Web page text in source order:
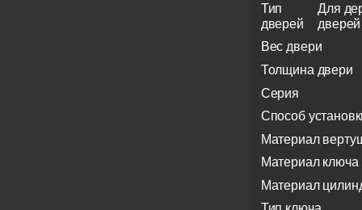
Тип
дверей
Для
дверей
Вес двери
Толщина двери
Серия
Способ
Материал
Материал ключа
Материал